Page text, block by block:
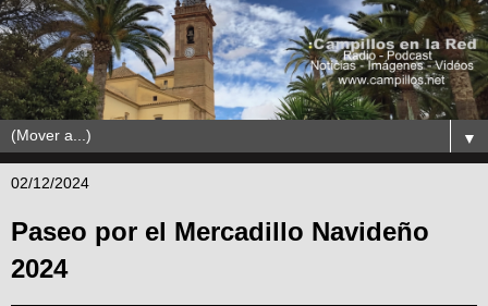
▼
02/12/2024
Paseo por el Mercadillo Navideño
2024